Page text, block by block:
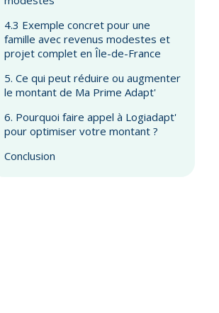
4.3 Exemple concret pour une
famille avec revenus modestes et
projet complet en Île-de-France
5. Ce qui peut réduire ou augmenter
le montant de Ma Prime Adapt'
6. Pourquoi faire appel à Logiadapt'
pour optimiser votre montant ?
Conclusion